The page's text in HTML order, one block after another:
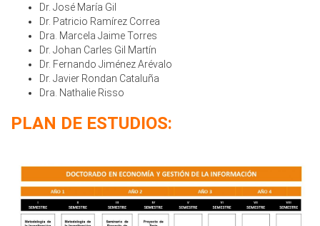
Dr. José María Gil
Dr. Patricio Ramírez Correa
Dra. Marcela Jaime Torres
Dr. Johan Carles Gil Martín
Dr. Fernando Jiménez Arévalo
Dr. Javier Rondan Cataluña
Dra. Nathalie Risso
PLAN DE ESTUDIOS: